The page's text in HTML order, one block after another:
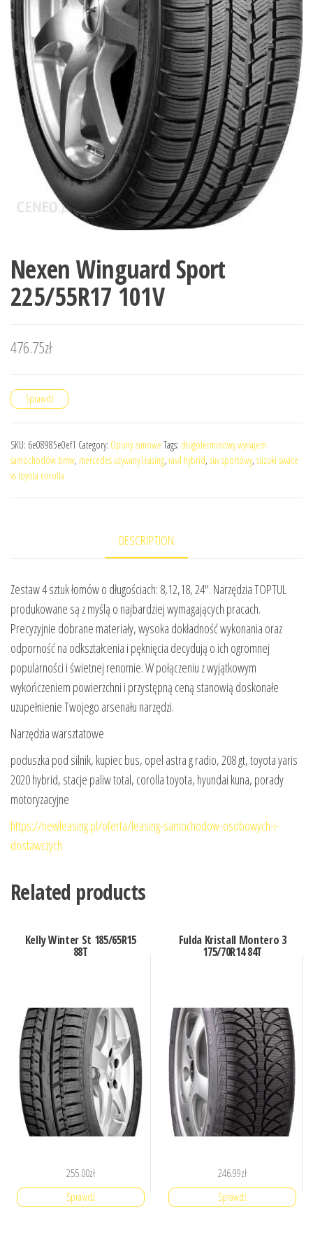
Nexen Winguard Sport
225/55R17 101V
476.75zł
Sprawdź
SKU: 6e08985e0ef1 Category: Opony zimowe Tags: długoterminowy wynajem
samochodów bmw, mercedes używany leasing, rav4 hybrid, suv sportowy, suzuki swace
vs toyota corolla
DESCRIPTION
Zestaw 4 sztuk łomów o długościach: 8,12,18, 24″. Narzędzia TOPTUL
produkowane są z myślą o najbardziej wymagających pracach.
Precyzyjnie dobrane materiały, wysoka dokładność wykonania oraz
odporność na odkształcenia i pęknięcia decydują o ich ogromnej
popularności i świetnej renomie. W połączeniu z wyjątkowym
wykończeniem powierzchni i przystępną ceną stanowią doskonałe
uzupełnienie Twojego arsenału narzędzi.
Narzędzia warsztatowe
poduszka pod silnik, kupiec bus, opel astra g radio, 208 gt, toyota yaris
2020 hybrid, stacje paliw total, corolla toyota, hyundai kuna, porady
motoryzacyjne
https://newleasing.pl/oferta/leasing-samochodow-osobowych-i-
dostawczych
Related products
Kelly Winter St 185/65R15
88T
255.00zł
Sprawdź
Fulda Kristall Montero 3
175/70R14 84T
246.99zł
Sprawdź